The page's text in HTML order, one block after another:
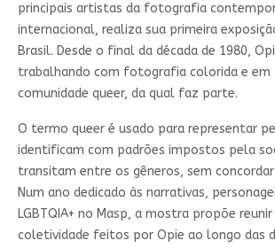
principais artistas da fotografia
internacional, realiza sua primeira
Brasil. Desde o final da década de 1980,
trabalhando com fotografia colorida e em
comunidade queer, da qual faz parte.
O termo queer é usado para representar
identificam com padrões impostos pela
transitam entre os gêneros, sem
Num ano dedicado às narrativas,
LGBTQIA+ no Masp, a mostra propõe
coletividade feitos por Opie ao longo das